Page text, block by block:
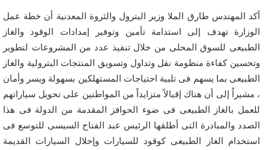
أكد المهندس طارق الملا وزير البترول والثروة المعدنية أن خطة عمل
الوزارة تهدف إلى استدامة تأمين وتوفير إمدادات الوقود والغاز
الطبيعى للسوق المحلى من خلال تنفيذ عدد من المشروعات لتطوير
وتحسين كفاءة منظومة نقل وتداول وتسويق المنتجات البترولية والغاز
الطبيعى بما يسهم فى تلبية احتياجات المستهلكين بسهولة ويسر وأمان
، مشيراُ إلى أن هناك إقبالاً متزايداً من المواطنين على تحويل سياراتهم
للعمل بالغاز الطبيعى فى ضوء الحوافز المقدمة من الدولة فى هذا
الصدد والمبادرة التى أطلقها الرئيس عبد الفتاح السيسى للتوسع فى
استخدام الغاز الطبيعى كوقود للسيارات وإحلال السيارات القديمة